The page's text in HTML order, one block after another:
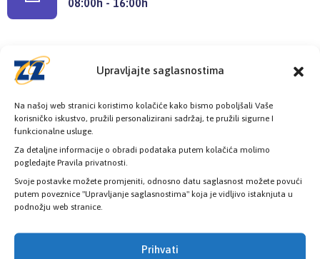
Upravljajte saglasnostima
Na našoj web stranici koristimo kolačiće kako bismo poboljšali Vaše
korisničko iskustvo, pružili personalizirani sadržaj, te pružili sigurne I
funkcionalne usluge.
Za detaljne informacije o obradi podataka putem kolačića molimo
pogledajte Pravila privatnosti.
Svoje postavke možete promjeniti, odnosno datu saglasnost možete povući
putem poveznice "Upravljanje saglasnostima" koja je vidljivo istaknjuta u
podnožju web stranice.
Prihvati
08:00h - 16:00h
Provjerite status vaše elektronske
zdravstvene kartice
PROVJERITE STATUS